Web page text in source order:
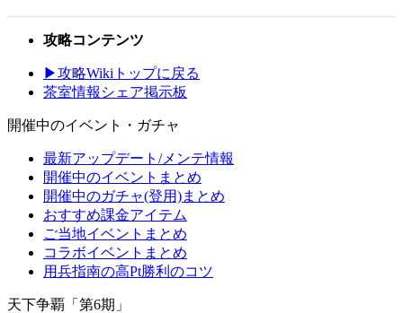
攻略コンテンツ
▶攻略Wikiトップに戻る
茶室情報シェア掲示板
開催中のイベント・ガチャ
最新アップデート/メンテ情報
開催中のイベントまとめ
開催中のガチャ(登用)まとめ
おすすめ課金アイテム
ご当地イベントまとめ
コラボイベントまとめ
用兵指南の高Pt勝利のコツ
天下争覇「第6期」